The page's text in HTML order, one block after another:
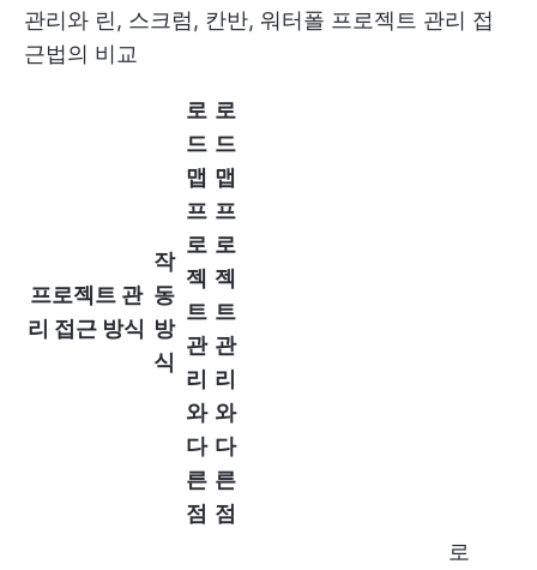
관리와 린, 스크럼, 칸반, 워터폴 프로젝트 관리 접
근법의 비교
프로젝트 관
리 접근 방식
작
동
방
식
로
드
맵
프
로
젝
트
관
리
와
다
른
점
로
드
맵
프
로
젝
트
관
리
와
다
른
점
로